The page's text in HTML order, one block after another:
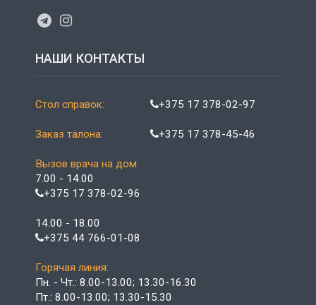
НАШИ КОНТАКТЫ
Стол справок: +375 17 378-02-97
Заказ талона: +375 17 378-45-46
Вызов врача на дом:
7.00 - 14.00
+375 17 378-02-96
14.00 - 18.00
+375 44 766-01-08
Горячая линия:
Пн. - Чт.: 8.00-13.00; 13.30-16.30
Пт.: 8.00-13.00; 13.30-15.30